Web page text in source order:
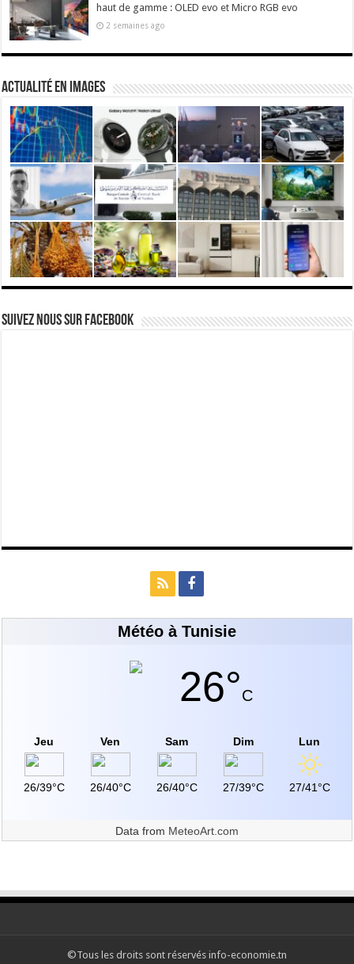
haut de gamme : OLED evo et Micro RGB evo
2 semaines ago
actualité en images
Suivez nous Sur Facebook
Météo à Tunisie
26°C
Jeu
26/39°C
Ven
26/40°C
Sam
26/40°C
Dim
27/39°C
Lun
27/41°C
Data from MeteoArt.com
©Tous les droits sont réservés info-economie.tn